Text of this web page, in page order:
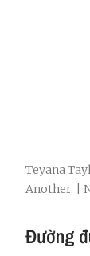
Teyana
Another. |
Đường